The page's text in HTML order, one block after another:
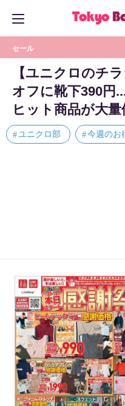
セール
【ユニクロのチ
オフに靴下390円
ヒット商品が大量
ユニクロ部 今週のお